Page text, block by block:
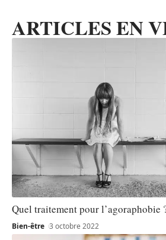
ARTICLES EN
Quel traitement pour l’agoraphobie
Bien-être 3 octobre 2022